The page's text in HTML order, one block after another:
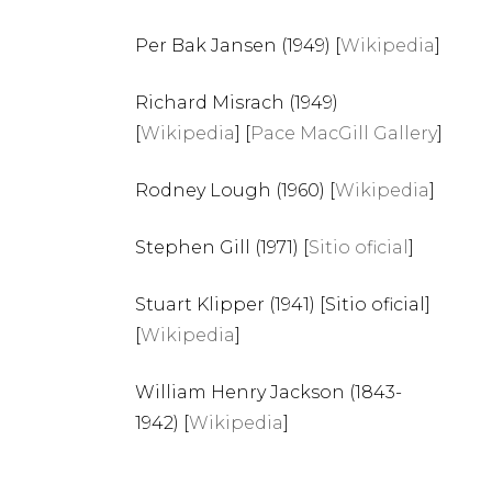
Per Bak Jansen (1949) [Wikipedia]
Richard Misrach (1949)
[Wikipedia] [Pace MacGill Gallery]
Rodney Lough (1960) [Wikipedia]
Stephen Gill (1971) [Sitio oficial ]
Stuart Klipper (1941) [Sitio oficial]
[Wikipedia]
William Henry Jackson (1843-
1942) [Wikipedia]